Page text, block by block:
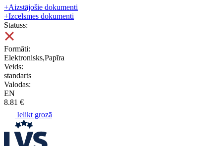
+Aizstājošie dokumenti
+Izcelsmes dokumenti
Statuss:
Formāti:
Elektronisks,Papīra
Veids:
standarts
Valodas:
EN
8.81 €
Ielikt grozā